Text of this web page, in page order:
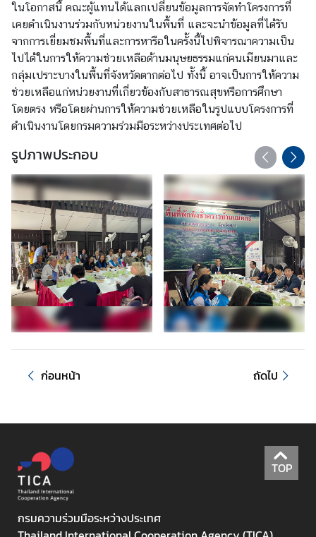
ล
ค
ว
า
ม
ร่
ว
ม
มื
เ
พื่
อ
ก
า
ร
พั
ฒ
น
า
ข
ท
ข้
อ
มู
ล
ในโอกาสนี้ คณะผู้แทนได้แลกเปลี่ยนข้อมูลการจัดทำโครงการที่
เคยดำเนินงานร่วมกับหน่วยงานในพื้นที่ และจะนำข้อมูลที่ได้รับ
จากการเยี่ยมชมพื้นที่และการหารือในครั้งนี้ไปพิจารณาความเป็น
ไปได้ในการให้ความช่วยเหลือด้านมนุษยธรรมแก่คนเมียนมาและ
กลุ่มเปราะบางในพื้นที่จังหวัดตากต่อไป ทั้งนี้ อาจเป็นการให้ความ
ช่วยเหลือแก่หน่วยงานที่เกี่ยวข้องกับสาธารณสุขหรือการศึกษา
โดยตรง หรือโดยผ่านการให้ความช่วยเหลือในรูปแบบโครงการที่
ดำเนินงานโดยกรมความร่วมมือระหว่างประเทศต่อไป
รูปภาพประกอบ
ก่อนหน้า ถัดไป
TOP
กรมความร่วมมือระหว่างประเทศ